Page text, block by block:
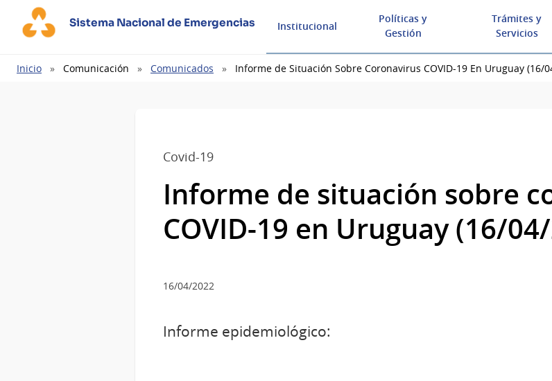
Sistema Nacional de Emergencias Institucional
Políticas y
Gestión
Trámites y
Servicios
Ruta
Inicio Comunicación Comunicados Informe de Situación Sobre Coronavirus COVID-19 En Uruguay (16/
Covid-19
Informe de situación sobre
COVID-19 en Uruguay (16/
16/04/2022
Informe epidemiológico: